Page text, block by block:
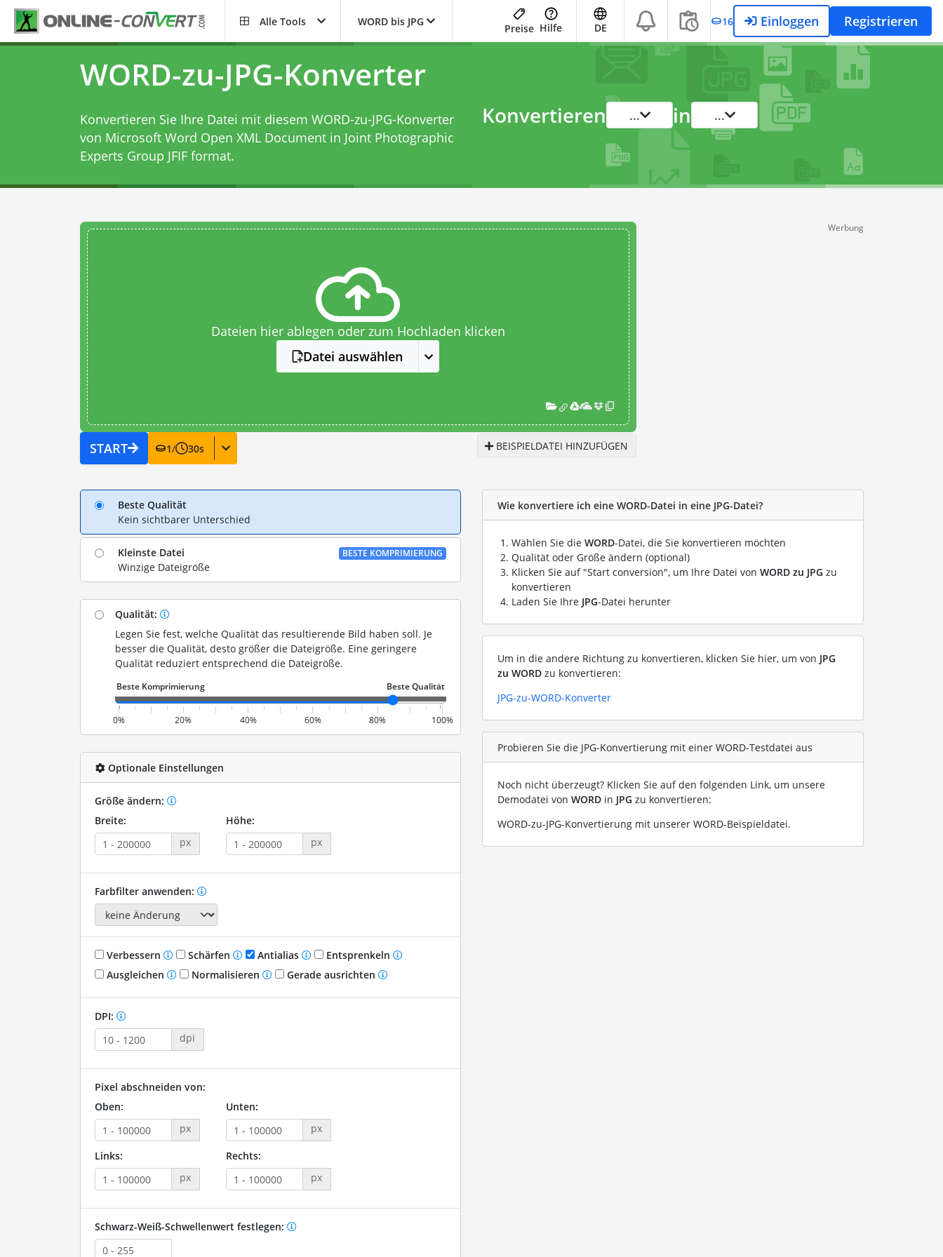
Alle Tools WORD bis JPG
Preise Hilfe DE 16 Einloggen Registrieren
WORD-zu-JPG-Konverter
Konvertieren Sie Ihre Datei mit diesem WORD-zu-JPG-Konverter
von Microsoft Word Open XML Document in Joint Photographic
Experts Group JFIF format.
Konvertieren ... in ...
Dateien hier ablegen oder zum Hochladen klicken
Datei auswählen
START 1/ 30s BEISPIELDATEI HINZUFÜGEN
Werbung
Beste Qualität
Kein sichtbarer Unterschied
Kleinste Datei
Winzige Dateigröße
BESTE KOMPRIMIERUNG
Qualität:
Legen Sie fest, welche Qualität das resultierende Bild haben soll. Je
besser die Qualität, desto größer die Dateigröße. Eine geringere
Qualität reduziert entsprechend die Dateigröße.
0% 20% 40% 60% 80% 100%
Optionale Einstellungen
Größe ändern:
Breite:
px
Höhe:
px
Farbfilter anwenden:
Verbessern Schärfen Antialias
Entsprenkeln
Ausgleichen
Normalisieren Gerade ausrichten
DPI:
dpi
Pixel abschneiden von:
Oben:
px
Unten:
px
Links:
px
Rechts:
px
Schwarz-Weiß-Schwellenwert festlegen:
Wie konvertiere ich eine WORD-Datei in eine JPG-Datei?
Wählen Sie die WORD-Datei, die Sie konvertieren möchten
Qualität oder Größe ändern (optional)
Klicken Sie auf "Start conversion", um Ihre Datei von WORD zu JPG zu
konvertieren
Laden Sie Ihre JPG-Datei herunter
Um in die andere Richtung zu konvertieren, klicken Sie hier, um von JPG
zu WORD zu konvertieren:
JPG-zu-WORD-Konverter
Probieren Sie die JPG-Konvertierung mit einer WORD-Testdatei aus
Noch nicht überzeugt? Klicken Sie auf den folgenden Link, um unsere
Demodatei von WORD in JPG zu konvertieren:
WORD-zu-JPG-Konvertierung mit unserer WORD-Beispieldatei.